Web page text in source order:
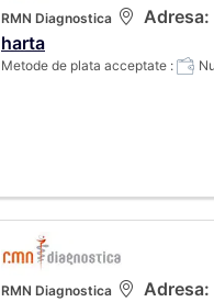
RMN Diagnostica Adresa:
harta
Metode de plata acceptate :
RMN Diagnostica Adresa: